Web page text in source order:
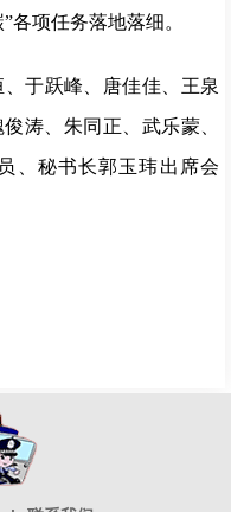
各项任务落地落细。
于跃峰、唐佳佳、王泉
涛、朱同正、武乐蒙、
、秘书长郭玉玮出席会